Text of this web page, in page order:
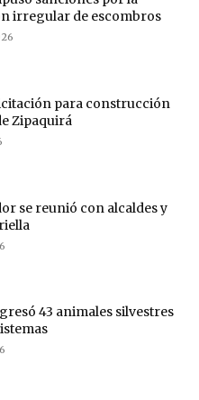
irregular de escombros
para construcción
Zipaquirá
se reunió con alcaldes y
43 animales silvestres